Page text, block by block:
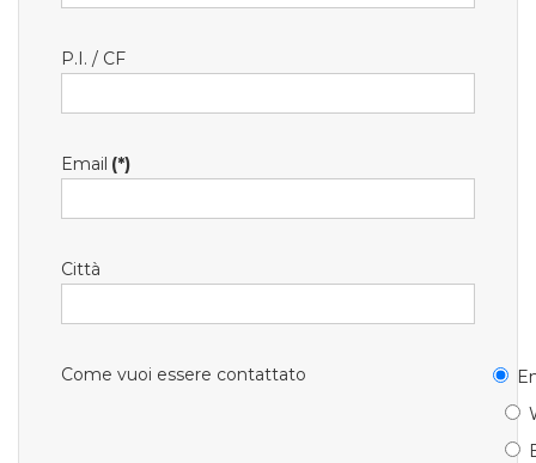
P.I. / CF
Email (*)
Città
Come vuoi essere contattato